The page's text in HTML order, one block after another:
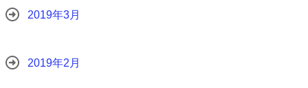
2019年3月
2019年2月